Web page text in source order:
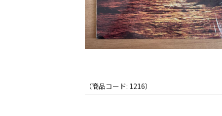
（商品コード: 1216）